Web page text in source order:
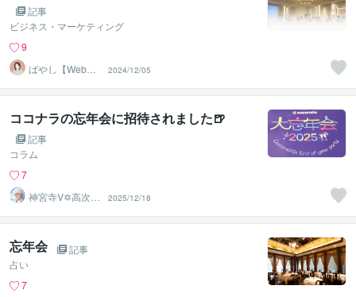
記事
ビジネス・マーケティング
9
ばやし【Web広
告運用】
2024/12/05
ココナラの忘年会に招待されました🍺
記事
コラム
7
神宮寺V✡️高次元
霊視チャネラー
2025/12/18
忘年会
記事
占い
7